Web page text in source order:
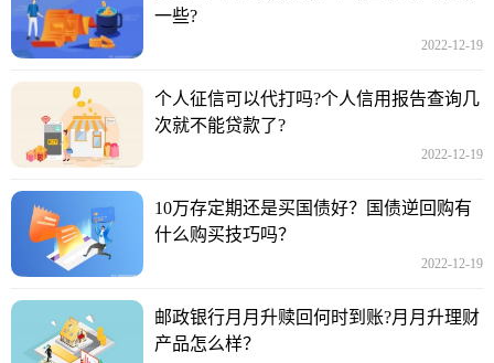
一些?
2022-12-19
个人征信可以代打吗?个人信用报告查询几
次就不能贷款了?
2022-12-19
10万存定期还是买国债好？国债逆回购有
什么购买技巧吗？
2022-12-19
邮政银行月月升赎回何时到账?月月升理财
产品怎么样？